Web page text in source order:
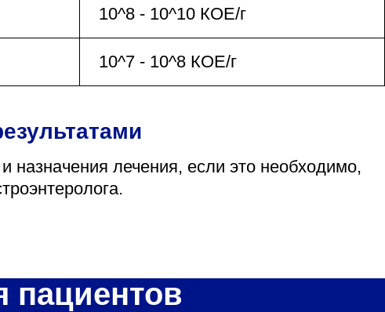
10^8 - 10^10 КОЕ/г
10^7 - 10^8 КОЕ/г
назначения лечения, если это необходимо,